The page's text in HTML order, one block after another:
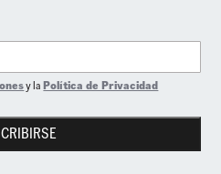
y laPolítica de Privacidad